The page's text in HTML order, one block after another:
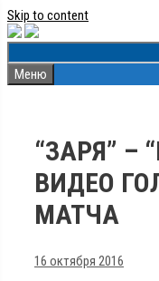
Skip to content
Меню
“ЗАРЯ” –
ВИДЕО
МАТЧА
16 октября 2016